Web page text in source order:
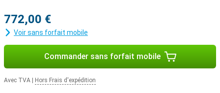
772,00 €
Voir sans forfait mobile
Commander sans forfait mobile
Avec TVA Hors Frais d'expédition